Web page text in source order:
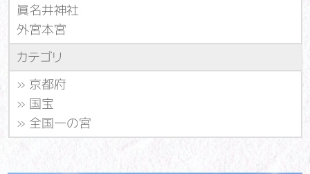
眞名井神社
外宮本宮
カテゴリ
» 京都府
» 国宝
» 全国一の宮